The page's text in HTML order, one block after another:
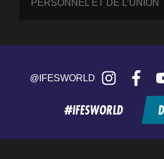
PERSONNEL ET DE L’UNION
@IFESWORLD Instagram
#IFESWORLD